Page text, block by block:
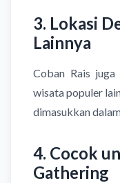
3. Lokasi
Lainnya
Coban Rais
wisata populer
dimasukkan
4. Cocok
Gathering